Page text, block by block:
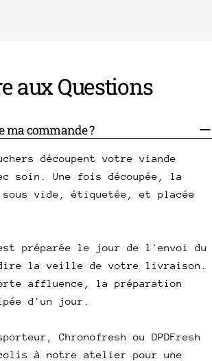
aux Questions
ma commande ?
découpent votre viande
soin. Une fois découpée, la
sous vide, étiquetée, et placée
est préparée le jour de l'envoi du
la veille de votre livraison.
affluence, la préparation
d'un jour.
Chronofresh ou DPDFresh
à notre atelier pour une